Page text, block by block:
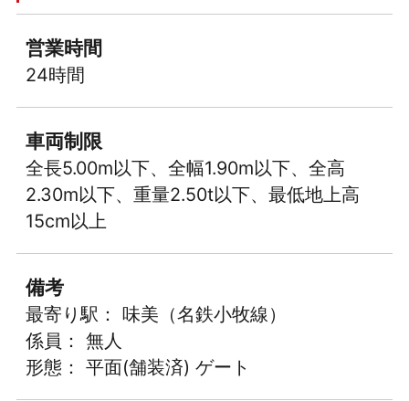
営業時間
24時間
車両制限
全長5.00m以下、全幅1.90m以下、全高
2.30m以下、重量2.50t以下、最低地上高
15cm以上
備考
最寄り駅： 味美（名鉄小牧線）
係員： 無人
形態： 平面(舗装済) ゲート